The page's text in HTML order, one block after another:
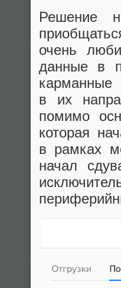
Решение
очень
данные в
карманные
в их
помимо
которая
в рамках
начал